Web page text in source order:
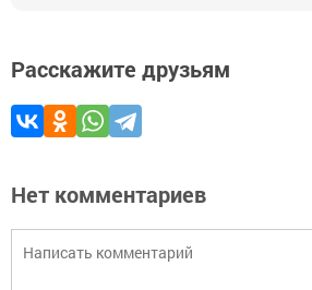
Расскажите друзьям
Нет комментариев